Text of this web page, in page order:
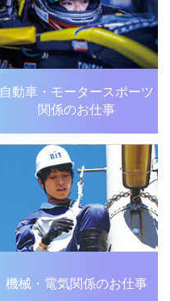
自動車・モータースポーツ
関係のお仕事
機械・電気関係のお仕事